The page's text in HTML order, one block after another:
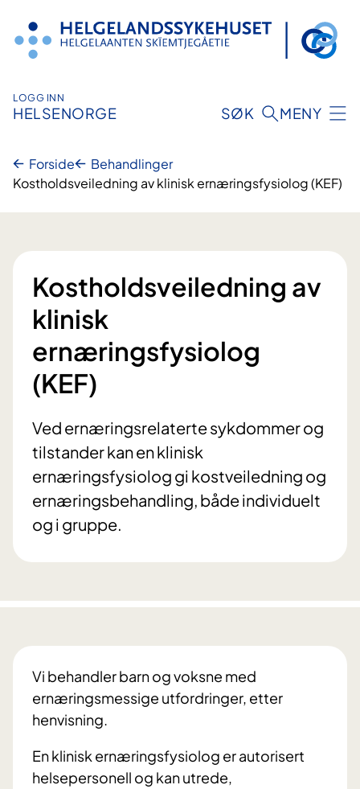
innhold
LOGG INN
HELSENORGE SØK MENY
Forside
Behandlinger
Kostholdsveiledning av klinisk ernæringsfysiolog (KEF)
Kostholdsveiledning av
klinisk
ernæringsfysiolog
(KEF)
Ved ernæringsrelaterte sykdommer og
tilstander kan en klinisk
ernæringsfysiolog gi kostveiledning og
ernæringsbehandling, både individuelt
og i gruppe.
Vi behandler barn og voksne med
ernæringsmessige utfordringer, etter
henvisning.
En klinisk ernæringsfysiolog er autorisert
helsepersonell og kan utrede,